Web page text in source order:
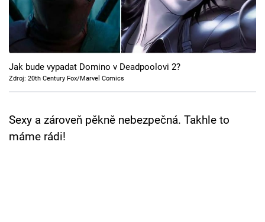
Cool Esport
Pořady
TV Program
Jak bude vypadat Domino v Deadpoolovi 2?
Zdroj: 20th Century Fox/Marvel Comics
Sexy a zároveň pěkně nebezpečná. Takhle to
máme rádi!